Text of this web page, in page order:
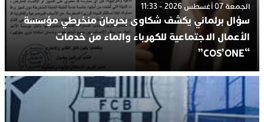
الجمعة 07 أغسطس 2026 - 11:33
سؤال برلماني يكشف شكاوى بحرمان منخرطي مؤسسة
الأعمال الاجتماعية للكهرباء والماء من خدمات
“COS’ONE”